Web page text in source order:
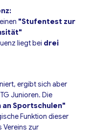
"Stufentest zur
liegt bei drei
ergibt sich aber
Junioren. Die
Sportschulen"
Funktion dieser
Vereins zur